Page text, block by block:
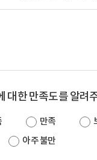
대한 만족도를 알려
만족
아주 불만